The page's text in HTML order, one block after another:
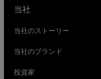
当社
当社のストーリー
当社のブランド
投資家